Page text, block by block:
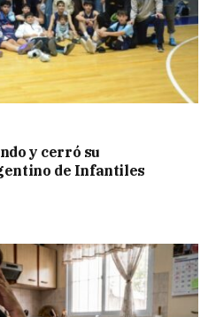
y cerró su
de Infantiles